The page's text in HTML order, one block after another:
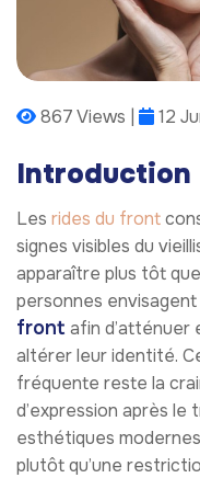
867 Views | 12
Introduction
Les rides du front
signes visibles du
apparaître plus tôt
personnes envisagent
frontafin d’atténuer
altérer leur identité.
fréquente reste la
d’expression après
esthétiques modernes
plutôt qu’une